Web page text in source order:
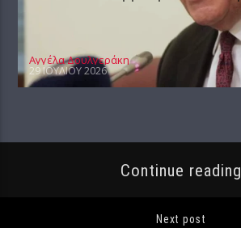
Αγγέλα Δουλγεράκη
29 ΙΟΥΛΊΟΥ 2026
Continue reading
Next post